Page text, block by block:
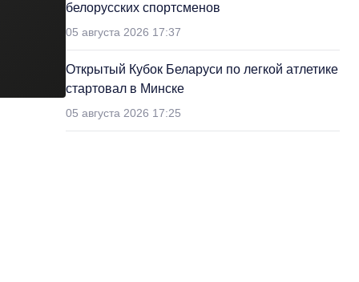
белорусских спортсменов
05 августа 2026 17:37
Открытый Кубок Беларуси по легкой атлетике
стартовал в Минске
05 августа 2026 17:25